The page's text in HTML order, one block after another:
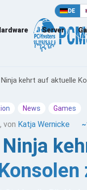
DE
Server
kehrt auf aktuelle
News Games
, von Katja Wernicke